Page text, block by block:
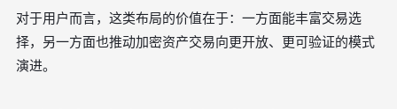
对于用户而言，这类布局的价值在于：一方面能丰富交易选
择，另一方面也推动加密资产交易向更开放、更可验证的模式
演进。